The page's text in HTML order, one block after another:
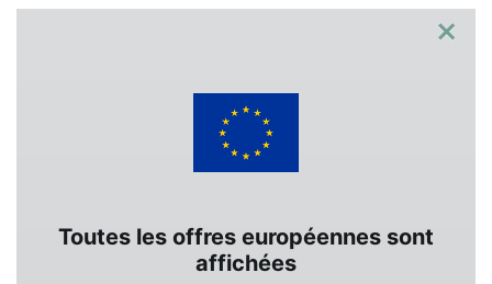
×
Toutes les offres européennes sont
affichées